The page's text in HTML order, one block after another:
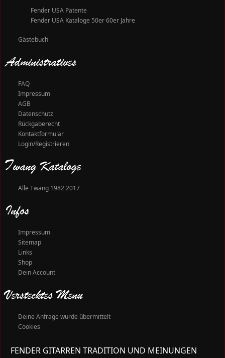
Fender USA Patente
Fender USA Kataloge 50er 60er Jahre
Gästebuch
Administratives
FAQ
Impressum
AGB
Datenschutz
Rückgaberecht
Kontaktformular
Login/Registrieren
Twang Kataloge
Alle Twang 1982 2017
Infos
Impressum
Sitemap
Links
Shop
Dein Account
Verstecktes Menu
Deine Anfrage wurde übermittelt
Cookies
FENDER GITARREN TRADITION UND MEINUNGEN